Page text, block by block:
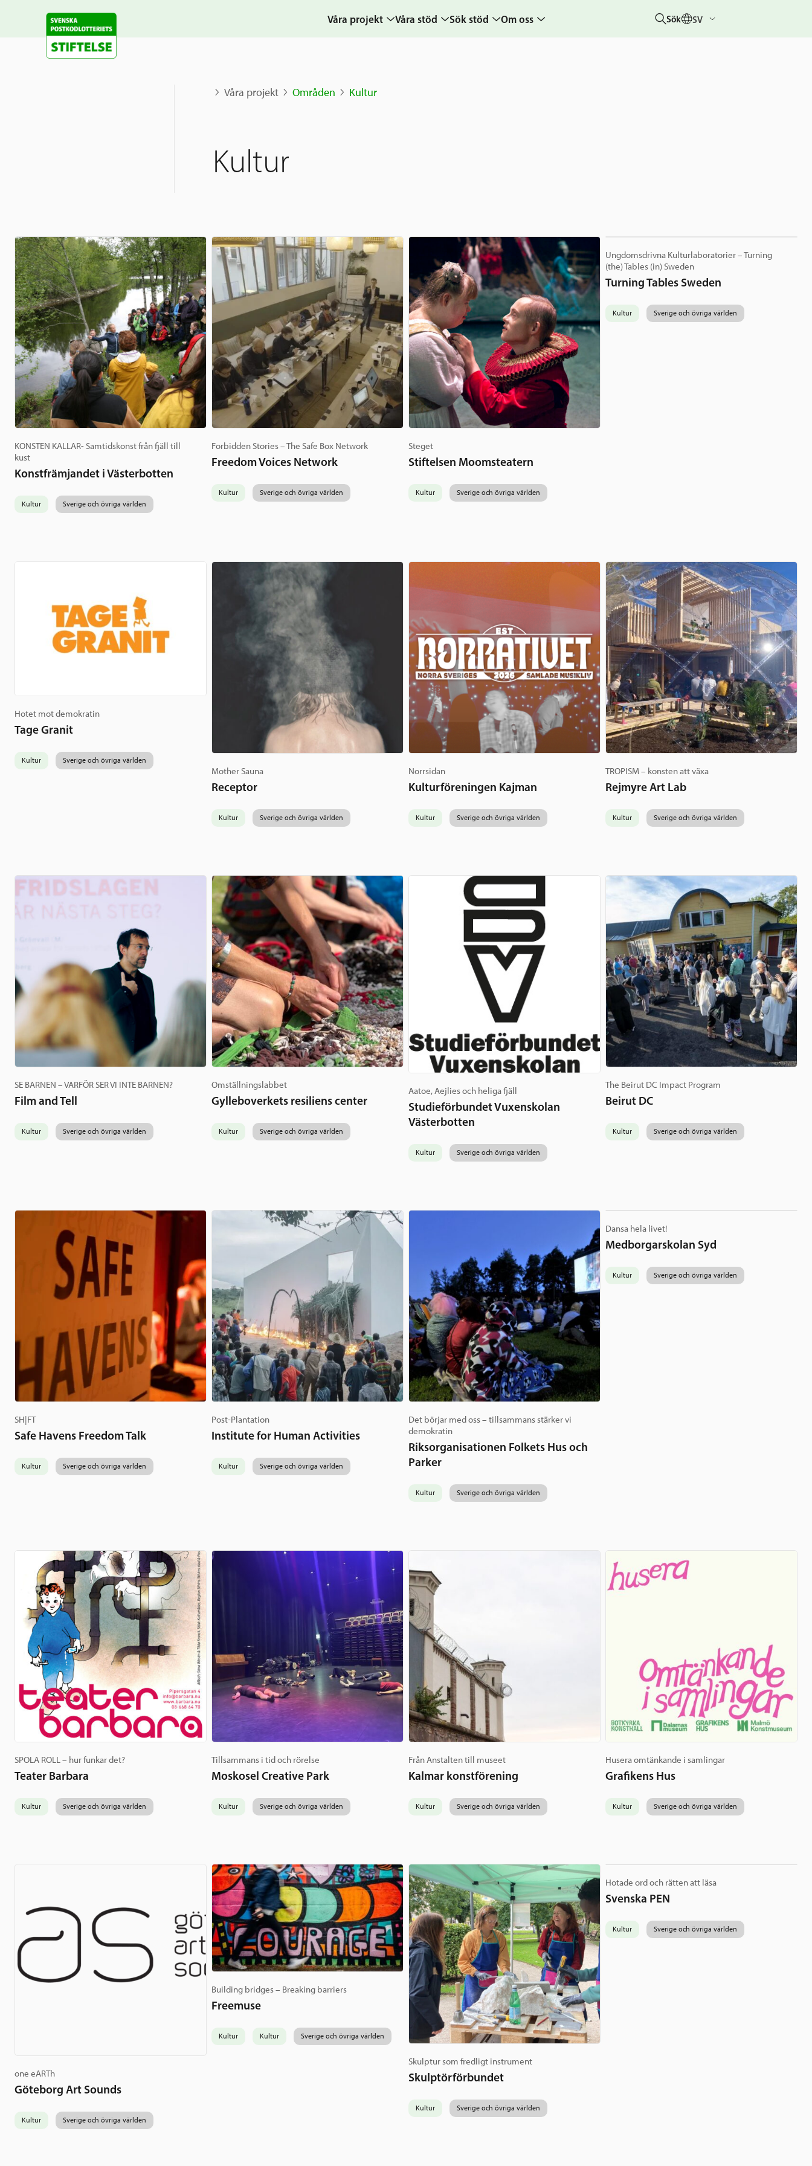
Våra projekt
Karta
Våra stöd Sök stöd Om oss
Postkodlotteriet
Sök SV
Våra projekt Områden Kultur
Kultur
KONSTEN KALLAR- Samtidskonst från fjäll till
kust
Konstfrämjandet i Västerbotten
Kultur Sverige och övriga världen
Forbidden Stories – The Safe Box Network
Freedom Voices Network
Kultur Sverige och övriga världen
Steget
Stiftelsen Moomsteatern
Kultur Sverige och övriga världen
Ungdomsdrivna Kulturlaboratorier – Turning
(the) Tables (in) Sweden
Turning Tables Sweden
Kultur Sverige och övriga världen
Hotet mot demokratin
Tage Granit
Kultur Sverige och övriga världen
Mother Sauna
Receptor
Kultur Sverige och övriga världen
Norrsidan
Kulturföreningen Kajman
Kultur Sverige och övriga världen
TROPISM – konsten att växa
Rejmyre Art Lab
Kultur Sverige och övriga världen
SE BARNEN – VARFÖR SER VI INTE BARNEN?
Film and Tell
Kultur Sverige och övriga världen
Omställningslabbet
Gylleboverkets resiliens center
Kultur Sverige och övriga världen
Aatoe, Aejlies och heliga fjäll
Studieförbundet Vuxenskolan
Västerbotten
Kultur Sverige och övriga världen
The Beirut DC Impact Program
Beirut DC
Kultur Sverige och övriga världen
SH|FT
Safe Havens Freedom Talk
Kultur Sverige och övriga världen
Post-Plantation
Institute for Human Activities
Kultur Sverige och övriga världen
Det börjar med oss – tillsammans stärker vi
demokratin
Riksorganisationen Folkets Hus och
Parker
Kultur Sverige och övriga världen
Dansa hela livet!
Medborgarskolan Syd
Kultur Sverige och övriga världen
SPOLA ROLL – hur funkar det?
Teater Barbara
Kultur Sverige och övriga världen
Tillsammans i tid och rörelse
Moskosel Creative Park
Kultur Sverige och övriga världen
Från Anstalten till museet
Kalmar konstförening
Kultur Sverige och övriga världen
Husera omtänkande i samlingar
Grafikens Hus
Kultur Sverige och övriga världen
one eARTh
Göteborg Art Sounds
Kultur Sverige och övriga världen
Building bridges – Breaking barriers
Freemuse
Kultur Kultur Sverige och övriga världen
Skulptur som fredligt instrument
Skulptörförbundet
Kultur Sverige och övriga världen
Hotade ord och rätten att läsa
Svenska PEN
Kultur Sverige och övriga världen